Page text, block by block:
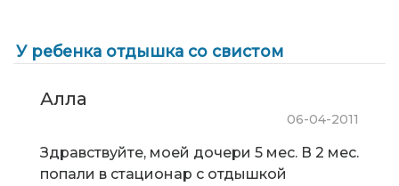
У ребенка отдышка со свистом
Алла
06-04-2011
Здравствуйте, моей дочери 5 мес. В 2 мес.
попали в стационар с отдышкой